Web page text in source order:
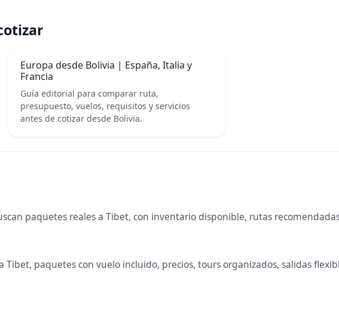
Europa desde Bolivia | España, Italia y
Francia
Guía editorial para comparar ruta,
presupuesto, vuelos, requisitos y servicios
antes de cotizar desde Bolivia.
paquetes reales a Tibet, con inventario disponible, rutas recomendadas
paquetes con vuelo incluido, precios, tours organizados, salidas